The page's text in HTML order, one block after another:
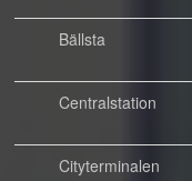
Bällsta
Centralstation
Cityterminalen